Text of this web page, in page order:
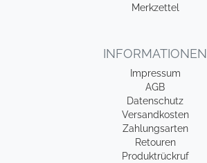
Merkzettel
INFORMATIONEN
Impressum
AGB
Datenschutz
Versandkosten
Zahlungsarten
Retouren
Produktrückruf